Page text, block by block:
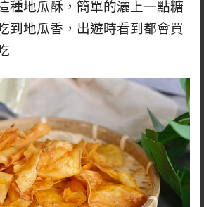
種地瓜酥，簡單的灑上一點糖
到地瓜香，出遊時看到都會買